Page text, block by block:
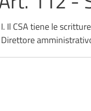
I. Il CSA tiene le
Direttore